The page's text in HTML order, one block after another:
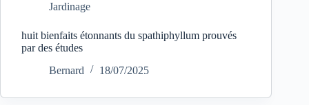
Jardinage
huit bienfaits étonnants du spathiphyllum prouvés
par des études
Bernard
18/07/2025